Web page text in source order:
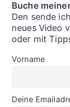
Buche
Den sende
neues Video
oder mit
Vorname
Deine